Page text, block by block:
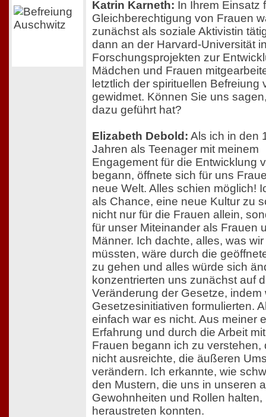
Katrin Karneth: In Ihrem Einsatz
Gleichberechtigung von Frauen
zunächst als soziale Aktivistin
dann an der Harvard-Universität
Forschungsprojekten zur
Mädchen und Frauen
letztlich der spirituellen Befreiung
gewidmet. Können Sie uns
dazu geführt hat?
Elizabeth Debold: Als ich in den
Jahren als Teenager mit meinem
Engagement für die Entwicklung
begann, öffnete sich für uns
neue Welt. Alles schien möglich!
als Chance, eine neue Kultur zu
nicht nur für die Frauen allein,
für unser Miteinander als Frauen
Männer. Ich dachte, alles, was
müssten, wäre durch die
zu gehen und alles würde sich
konzentrierten uns zunächst auf
Veränderung der Gesetze, indem
Gesetzesinitiativen formulierten.
einfach war es nicht. Aus meiner
Erfahrung und durch die Arbeit
Frauen begann ich zu verstehen,
nicht ausreichte, die äußeren
verändern. Ich erkannte, wie
den Mustern, die uns in unseren
Gewohnheiten und Rollen halten,
heraustreten konnten.